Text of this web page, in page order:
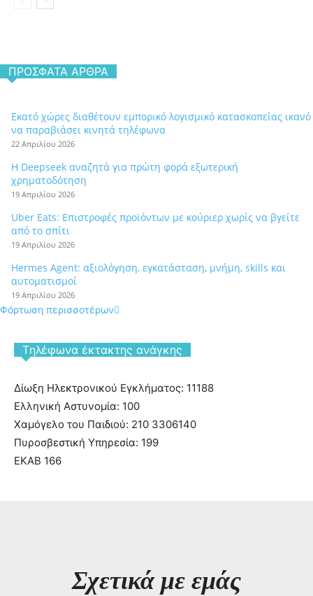
ΠΡΌΣΦΑΤΑ ΆΡΘΡΑ
Εκατό χώρες διαθέτουν εμπορικό λογισμικό κατασκοπείας ικανό
να παραβιάσει κινητά τηλέφωνα
22 Απριλίου 2026
Η Deepseek αναζητά για πρώτη φορά εξωτερική
χρηματοδότηση
19 Απριλίου 2026
Uber Eats: Επιστροφές προϊόντων με κούριερ χωρίς να βγείτε
από το σπίτι
19 Απριλίου 2026
Hermes Agent: αξιολόγηση, εγκατάσταση, μνήμη, skills και
αυτοματισμοί
19 Απριλίου 2026
Φόρτωση περισσοτέρων
Tηλέφωνα έκτακτης ανάγκης
Δίωξη Ηλεκτρονικού Εγκλήματος: 11188
Ελληνική Αστυνομία: 100
Χαμόγελο του Παιδιού: 210 3306140
Πυροσβεστική Υπηρεσία: 199
ΕΚΑΒ 166
Σχετικά με εμάς